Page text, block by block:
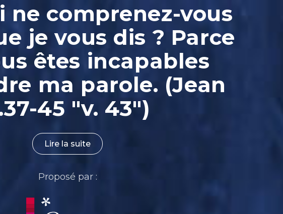
ne comprenez-vous
je vous dis ? Parce
êtes incapables
ma parole. (Jean
45 "v. 43")
Lire la suite
Proposé par :